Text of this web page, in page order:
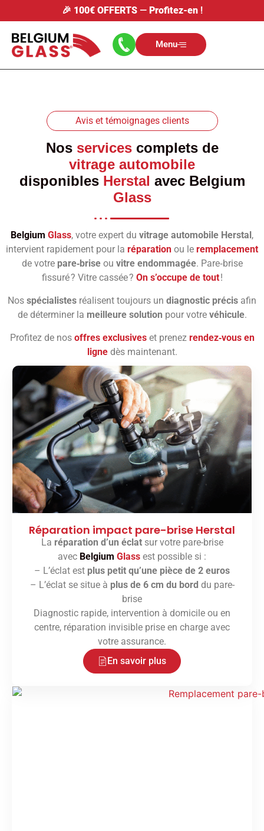
🎉 100€ OFFERTS— Profitez-en!
Menu
Avis et témoignages clients
Nos servicescomplets de
vitrage automobile
disponibles Herstal avec Belgium
Glass
Belgium Glass, votre expert du vitrage automobile Herstal ,
intervient rapidement pour la réparation ou le remplacement
de votre pare‑briseou vitre endommagée. Pare‑brise
fissuré ? Vitre cassée ? On s’occupe de tout!
Nos spécialistes réalisent toujours un diagnostic précis afin
de déterminer la meilleure solution pour votre véhicule.
Profitez de nos offres exclusiveset prenez rendez‑vous en
lignedès maintenant.
Réparation impact pare-brise Herstal
La réparation d’un éclatsur votre pare-brise
avec Belgium Glass est possible si :
– L’éclat est plus petit qu’une pièce de 2 euros
– L’éclat se situe à plus de 6 cm du bord du pare-
brise
Diagnostic rapide, intervention à domicile ou en
centre, réparation invisible prise en charge avec
votre assurance.
En savoir plus